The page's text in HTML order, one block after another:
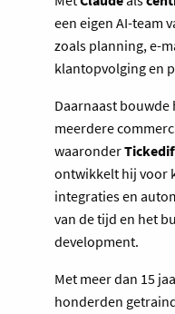
een eigen AI-team
zoals planning, e-
klantopvolging en
Daarnaast bouwde
meerdere
waaronder
ontwikkelt hij voor
integraties en
van de tijd en het
development.
Met meer dan 15
honderden